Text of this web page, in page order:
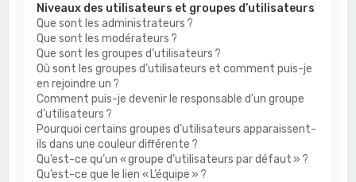
Niveaux des utilisateurs et groupes d’utilisateurs
Que sont les administrateurs ?
Que sont les modérateurs ?
Que sont les groupes d’utilisateurs ?
Où sont les groupes d’utilisateurs et comment puis-je
en rejoindre un ?
Comment puis-je devenir le responsable d’un groupe
d’utilisateurs ?
Pourquoi certains groupes d’utilisateurs apparaissent-
ils dans une couleur différente ?
Qu’est-ce qu’un « groupe d’utilisateurs par défaut » ?
Qu’est-ce que le lien « L’équipe » ?